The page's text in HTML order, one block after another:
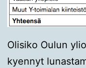
Olisiko Oulun
kyennyt